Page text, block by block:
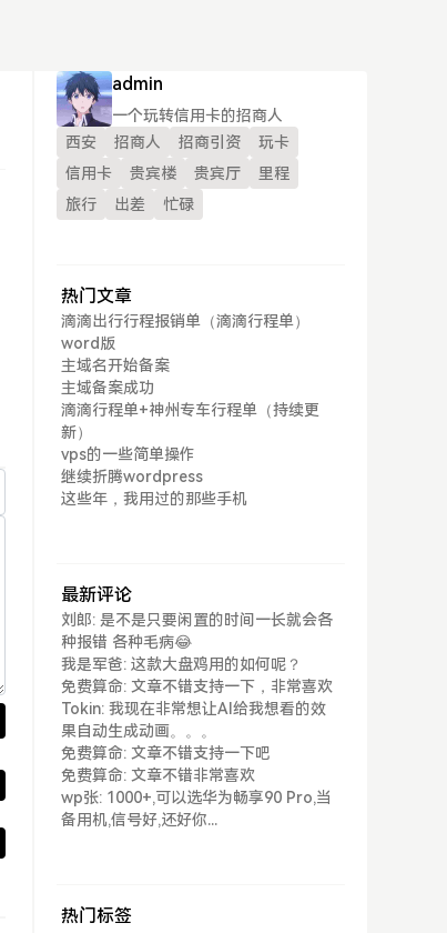
admin
一个玩转信用卡的招商人
西安
招商人 招商引资
玩卡
信用卡
贵宾楼 贵宾厅
里程
旅行
出差 忙碌
热门文章
滴滴出行行程报销单（滴滴行程单）
word版
主域名开始备案
主域备案成功
滴滴行程单+神州专车行程单（持续更
新）
vps的一些简单操作
继续折腾wordpress
这些年，我用过的那些手机
最新评论
刘郎: 是不是只要闲置的时间一长就会各
种报错 各种毛病😂
我是军爸: 这款大盘鸡用的如何呢？
免费算命: 文章不错支持一下，非常喜欢
Tokin: 我现在非常想让AI给我想看的效
果自动生成动画。。。
免费算命: 文章不错支持一下吧
免费算命: 文章不错非常喜欢
wp张: 1000+,可以选华为畅享90 Pro,当
备用机,信号好,还好你...
热门标签